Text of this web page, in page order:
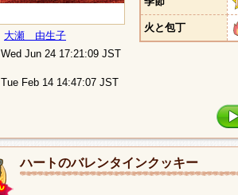
大瀬 由生子
Wed Jun 24 17:21:09 JST
Tue Feb 14 14:47:07 JST
火と包丁
ハートのバレンタインクッキー